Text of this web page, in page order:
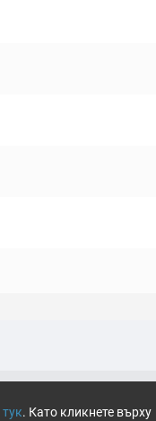
тук. Като кликнете върху